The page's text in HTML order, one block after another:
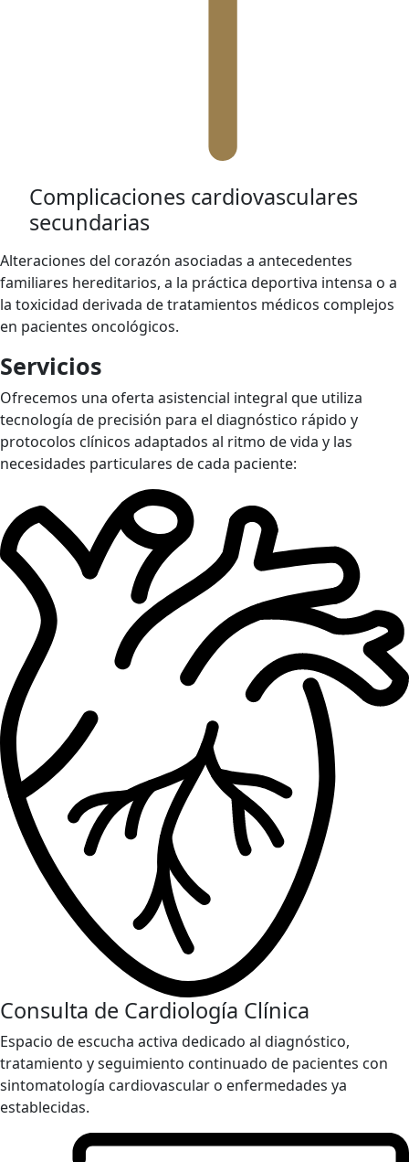
Complicaciones cardiovasculares
secundarias
Alteraciones del corazón asociadas a antecedentes
familiares hereditarios, a la práctica deportiva intensa o a
la toxicidad derivada de tratamientos médicos complejos
en pacientes oncológicos.
Servicios
Ofrecemos una oferta asistencial integral que utiliza
tecnología de precisión para el diagnóstico rápido y
protocolos clínicos adaptados al ritmo de vida y las
necesidades particulares de cada paciente:
Consulta de Cardiología Clínica
Espacio de escucha activa dedicado al diagnóstico,
tratamiento y seguimiento continuado de pacientes con
sintomatología cardiovascular o enfermedades ya
establecidas.